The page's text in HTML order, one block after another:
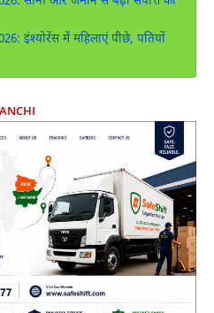
इंश्योरेंस में महिलाएं पीछे, पतियों